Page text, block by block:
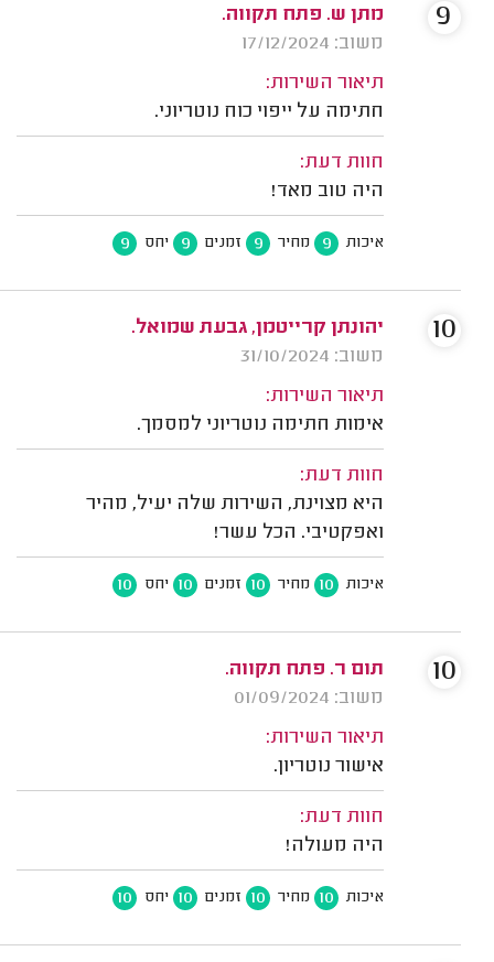
מתן ש. פתח תקווה.
משוב: 17/12/2024
תיאור השירות:
חתימה על ייפוי כוח נוטריוני.
חוות דעת:
היה טוב מאד!
איכות 9 מחיר 9 זמנים 9 יחס 9
9
יהונתן קרייטמן, גבעת שמואל.
משוב: 31/10/2024
תיאור השירות:
אימות חתימה נוטריוני למסמך.
חוות דעת:
היא מצוינת, השירות שלה יעיל, מהיר
ואפקטיבי. הכל עשר!
איכות 10 מחיר 10 זמנים 10 יחס 10
10
תום ר. פתח תקווה.
משוב: 01/09/2024
תיאור השירות:
אישור נוטריון.
חוות דעת:
היה מעולה!
איכות 10 מחיר 10 זמנים 10 יחס 10
10